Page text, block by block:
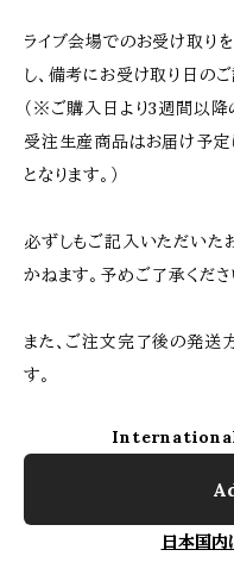
ライブ会場でのお受け取り
し、備考にお受け取り日の
（※ご購入日より3週間以降
受注生産商品はお届け予
となります。）
必ずしもご記入いただいた
かねます。予めご了承くださ
また、ご注文完了後の発送
す。
日本国内